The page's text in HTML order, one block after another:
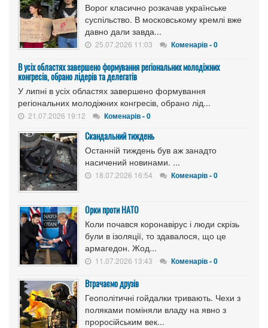
Ворог класично розкачав українське
суспільство. В московському кремлі вже
давно дали завда...
25.07.2026 11:03 Коменарів - 0
В усіх областях завершено формування регіональних молодіжних
конгресів, обрано лідерів та делегатів
У липні в усіх областях завершено формування
регіональних молодіжних конгресів, обрано лід...
21.07.2026 19:12 Коменарів - 0
Скандальний тиждень
Останній тиждень був аж занадто
насичений новинами. ...
18.07.2026 16:54 Коменарів - 0
Орки проти НАТО
Коли почався коронавірус і люди скрізь
були в ізоляції, то здавалося, що це
армагедон. Жод...
11.07.2026 13:43 Коменарів - 0
Втрачаємо друзів
Геополітичні гойдалки тривають. Чехи з
поляками поміняли владу на явно з
проросійським век...